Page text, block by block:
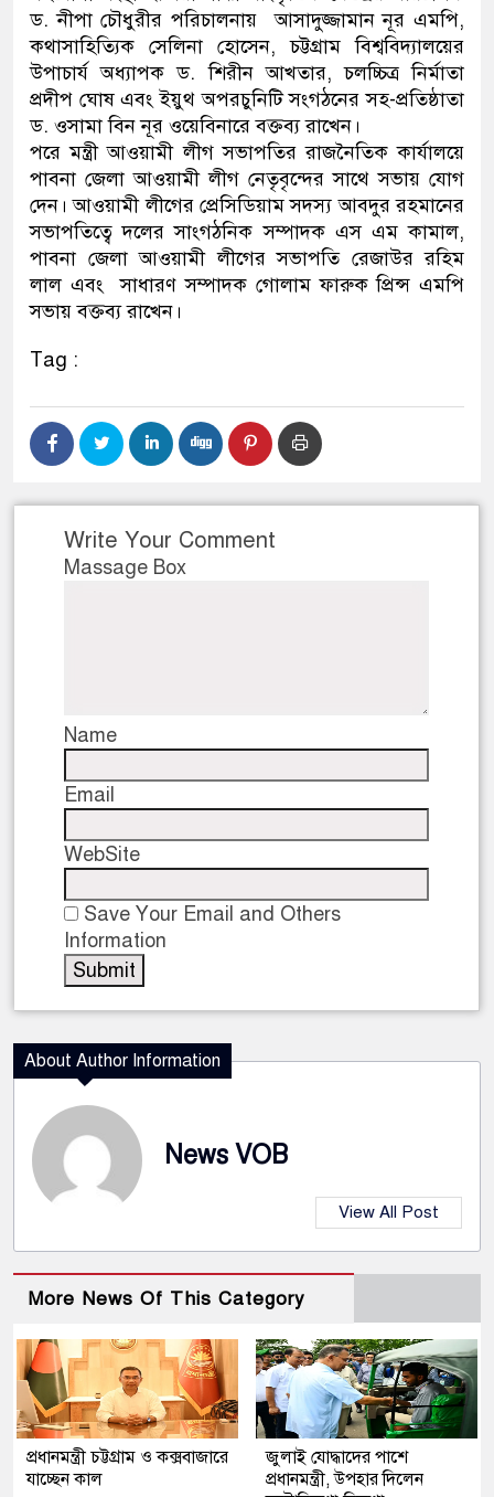
ড. নীপা চৌধুরীর পরিচালনায় আসাদুজ্জামান নূর এমপি,
কথাসাহিত্যিক সেলিনা হোসেন, চট্টগ্রাম বিশ্ববিদ্যালয়ের
উপাচার্য অধ্যাপক ড. শিরীন আখতার, চলচ্চিত্র নির্মাতা
প্রদীপ ঘোষ এবং ইয়ুথ অপরচুনিটি সংগঠনের সহ-প্রতিষ্ঠাতা
ড. ওসামা বিন নূর ওয়েবিনারে বক্তব্য রাখেন।
পরে মন্ত্রী আওয়ামী লীগ সভাপতির রাজনৈতিক কার্যালয়ে
পাবনা জেলা আওয়ামী লীগ নেতৃবৃন্দের সাথে সভায় যোগ
দেন। আওয়ামী লীগের প্রেসিডিয়াম সদস্য আবদুর রহমানের
সভাপতিত্বে দলের সাংগঠনিক সম্পাদক এস এম কামাল,
পাবনা জেলা আওয়ামী লীগের সভাপতি রেজাউর রহিম
লাল এবং সাধারণ সম্পাদক গোলাম ফারুক প্রিন্স এমপি
সভায় বক্তব্য রাখেন।
Tag :
Write Your Comment
Massage Box
Name
Email
WebSite
Save Your Email and Others
Information
About Author Information
News VOB
View All Post
More News Of This Category
প্রধানমন্ত্রী চট্টগ্রাম ও কক্সবাজারে
যাচ্ছেন কাল
জুলাই যোদ্ধাদের পাশে
প্রধানমন্ত্রী, উপহার দিলেন